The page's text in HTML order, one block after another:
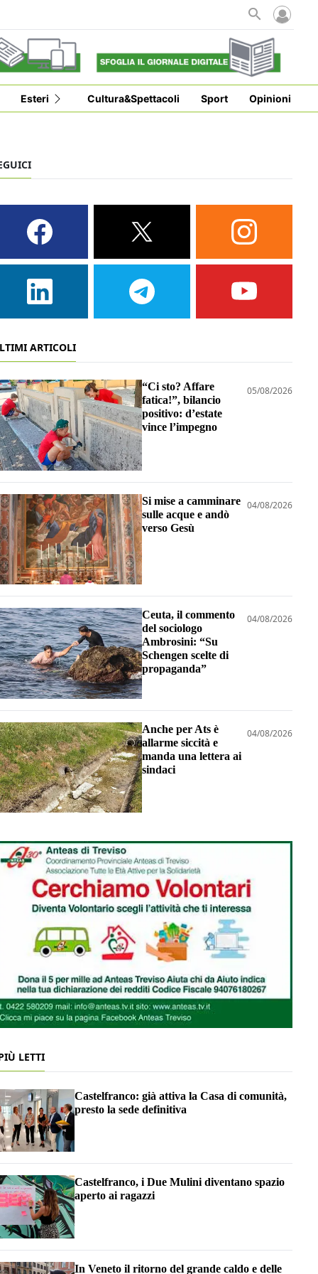
Esteri Cultura&Spettacoli Sport Opinioni
ARTICOLI
“Ci sto? Affare
fatica!”, bilancio
positivo: d’estate
vince l’impegno
05/08/2026
Si mise a camminare
sulle acque e andò
verso Gesù
04/08/2026
Ceuta, il commento
del sociologo
Ambrosini: “Su
Schengen scelte di
propaganda”
04/08/2026
Anche per Ats è
allarme siccità e
manda una lettera ai
sindaci
04/08/2026
LETTI
Castelfranco: già attiva la Casa di comunità,
presto la sede definitiva
Castelfranco, i Due Mulini diventano spazio
aperto ai ragazzi
In Veneto il ritorno del grande caldo e delle